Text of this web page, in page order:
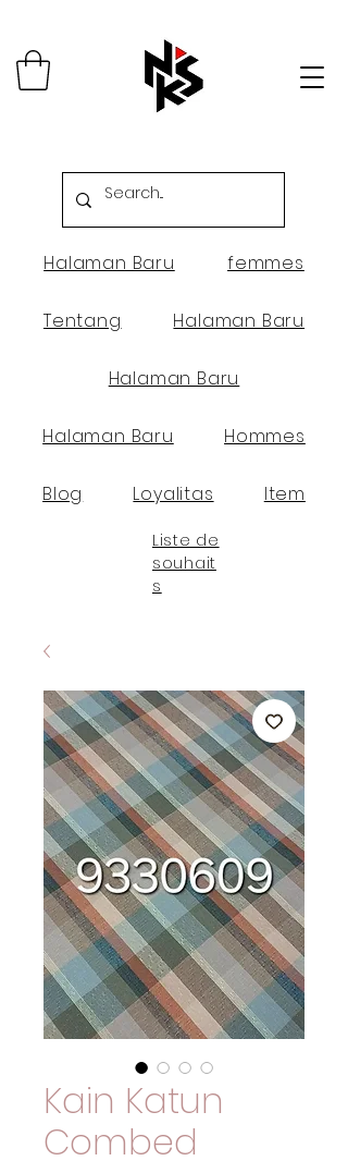
Halaman Baru femmes
Tentang Halaman Baru
Halaman Baru
Halaman Baru Hommes
Blog Loyalitas Item
Liste de
souhait
s
Kain Katun
Combed